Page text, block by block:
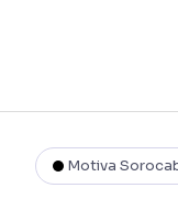
Motiva